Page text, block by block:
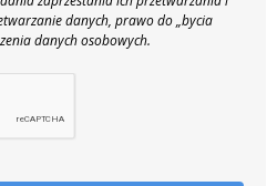
danych, prawo do „bycia
danych osobowych.